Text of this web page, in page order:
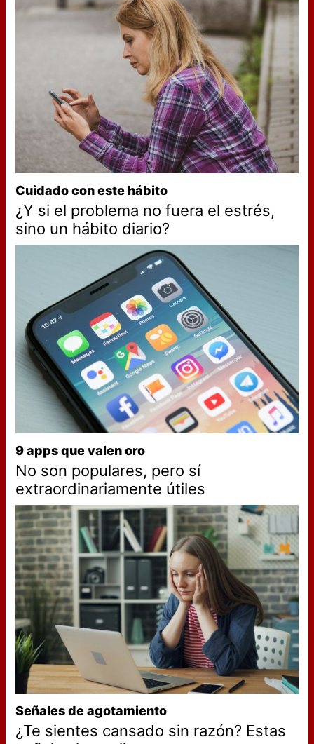
Cuidado con este hábito
¿Y si el problema no fuera el estrés,
sino un hábito diario?
9 apps que valen oro
No son populares, pero sí
extraordinariamente útiles
Señales de agotamiento
¿Te sientes cansado sin razón? Estas